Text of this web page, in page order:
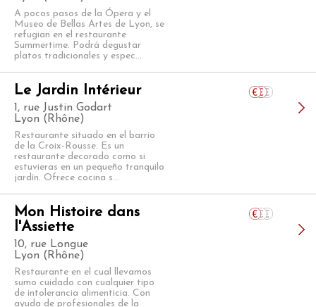
A pocos pasos de la Ópera y el
Museo de Bellas Artes de Lyon, se
refugian en el restaurante
Summertime. Podrá degustar
platos tradicionales y espec...
Le Jardin Intérieur
1, rue Justin Godart
Lyon (Rhône)
Restaurante situado en el barrio
de la Croix-Rousse. Es un
restaurante decorado como si
estuvieras en un pequeño tranquilo
jardín. Ofrece cocina s...
Mon Histoire dans
l'Assiette
10, rue Longue
Lyon (Rhône)
Restaurante en el cual llevamos
sumo cuidado con cualquier tipo
de intolerancia alimenticia. Con
ayuda de profesionales de la